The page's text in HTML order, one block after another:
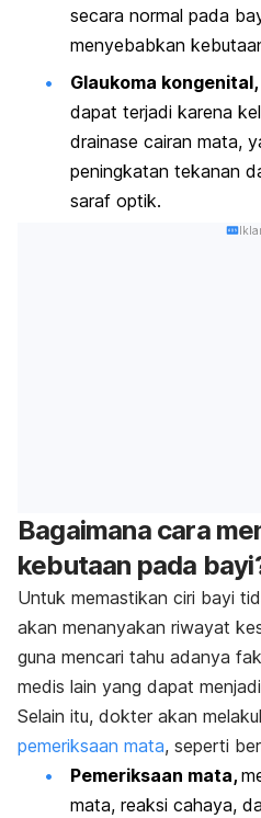
secara normal pada
menyebabkan
Glaukoma kongenital,
dapat terjadi karena
drainase cairan mata,
peningkatan tekanan
saraf optik.
Bagaimana cara
kebutaan pada
Untuk memastikan ciri bayi
akan menanyakan riwayat
guna mencari tahu adanya
medis lain yang dapat
Selain itu, dokter akan
pemeriksaan mata, seperti
Pemeriksaan mata,
mata, reaksi cahaya,